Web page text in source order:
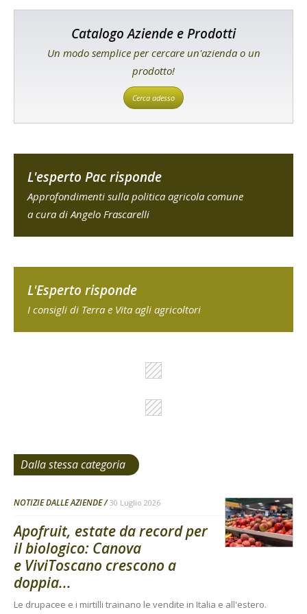
Catalogo Aziende e Prodotti
Un modo semplice per cercare un'azienda o un
prodotto!
Cerca adesso
L'esperto Pac risponde
Approfondimenti sulla politica agricola comune
a cura di Angelo Frascarelli
L'Esperto risponde
I consigli di Terra e Vita agli agricoltori
Dalla stessa categoria
NOTIZIE DALLE AZIENDE 30 Luglio 2026
Apofruit, estate da record per
il biologico: Canova
e ViviToscano crescono a
doppia...
Le drupacee e i mirtilli trainano le vendite in Italia e all'estero.